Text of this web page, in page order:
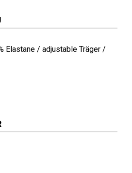
Elastane / adjustable Träger /